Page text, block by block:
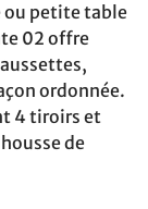
ou petite table
02 offre
ordonnée.
4 tiroirs et
de